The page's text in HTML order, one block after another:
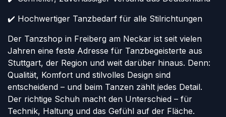
✔️ Hochwertiger Tanzbedarf für alle Stilrichtungen
Der Tanzshop in Freiberg am Neckar ist seit vielen
Jahren eine feste Adresse für Tanzbegeisterte aus
Stuttgart, der Region und weit darüber hinaus. Denn:
Qualität, Komfort und stilvolles Design sind
entscheidend – und beim Tanzen zählt jedes Detail.
Der richtige Schuh macht den Unterschied – für
Technik, Haltung und das Gefühl auf der Fläche.